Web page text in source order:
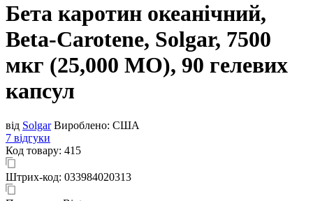
Бета каротин океанічний,
Beta-Carotene, Solgar, 7500
мкг (25,000 МО), 90 гелевих
капсул
від Solgar Вироблено: США
7 відгуки
Код товару: 415
Штрих-код: 033984020313